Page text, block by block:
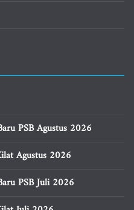
PSB Agustus 2026
Agustus 2026
PSB Juli 2026